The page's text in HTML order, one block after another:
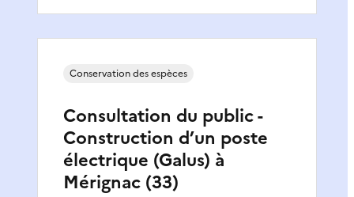
Consultation du public -
Construction d’un poste
électrique (Galus) à
Mérignac (33)
Conservation des espèces